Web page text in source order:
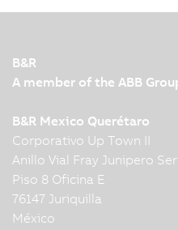
B&R
A member of the ABB
B&R Mexico Querétaro
Corporativo Up Town II
Anillo Vial Fray Junipero
Piso 8 Oficina E
76147 Juriquilla
México